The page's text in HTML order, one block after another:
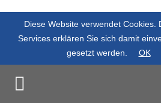
Diese Website verwendet Cookies.
Services erklären Sie sich damit
gesetzt werden.
OK